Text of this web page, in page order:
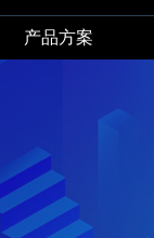
产品方案